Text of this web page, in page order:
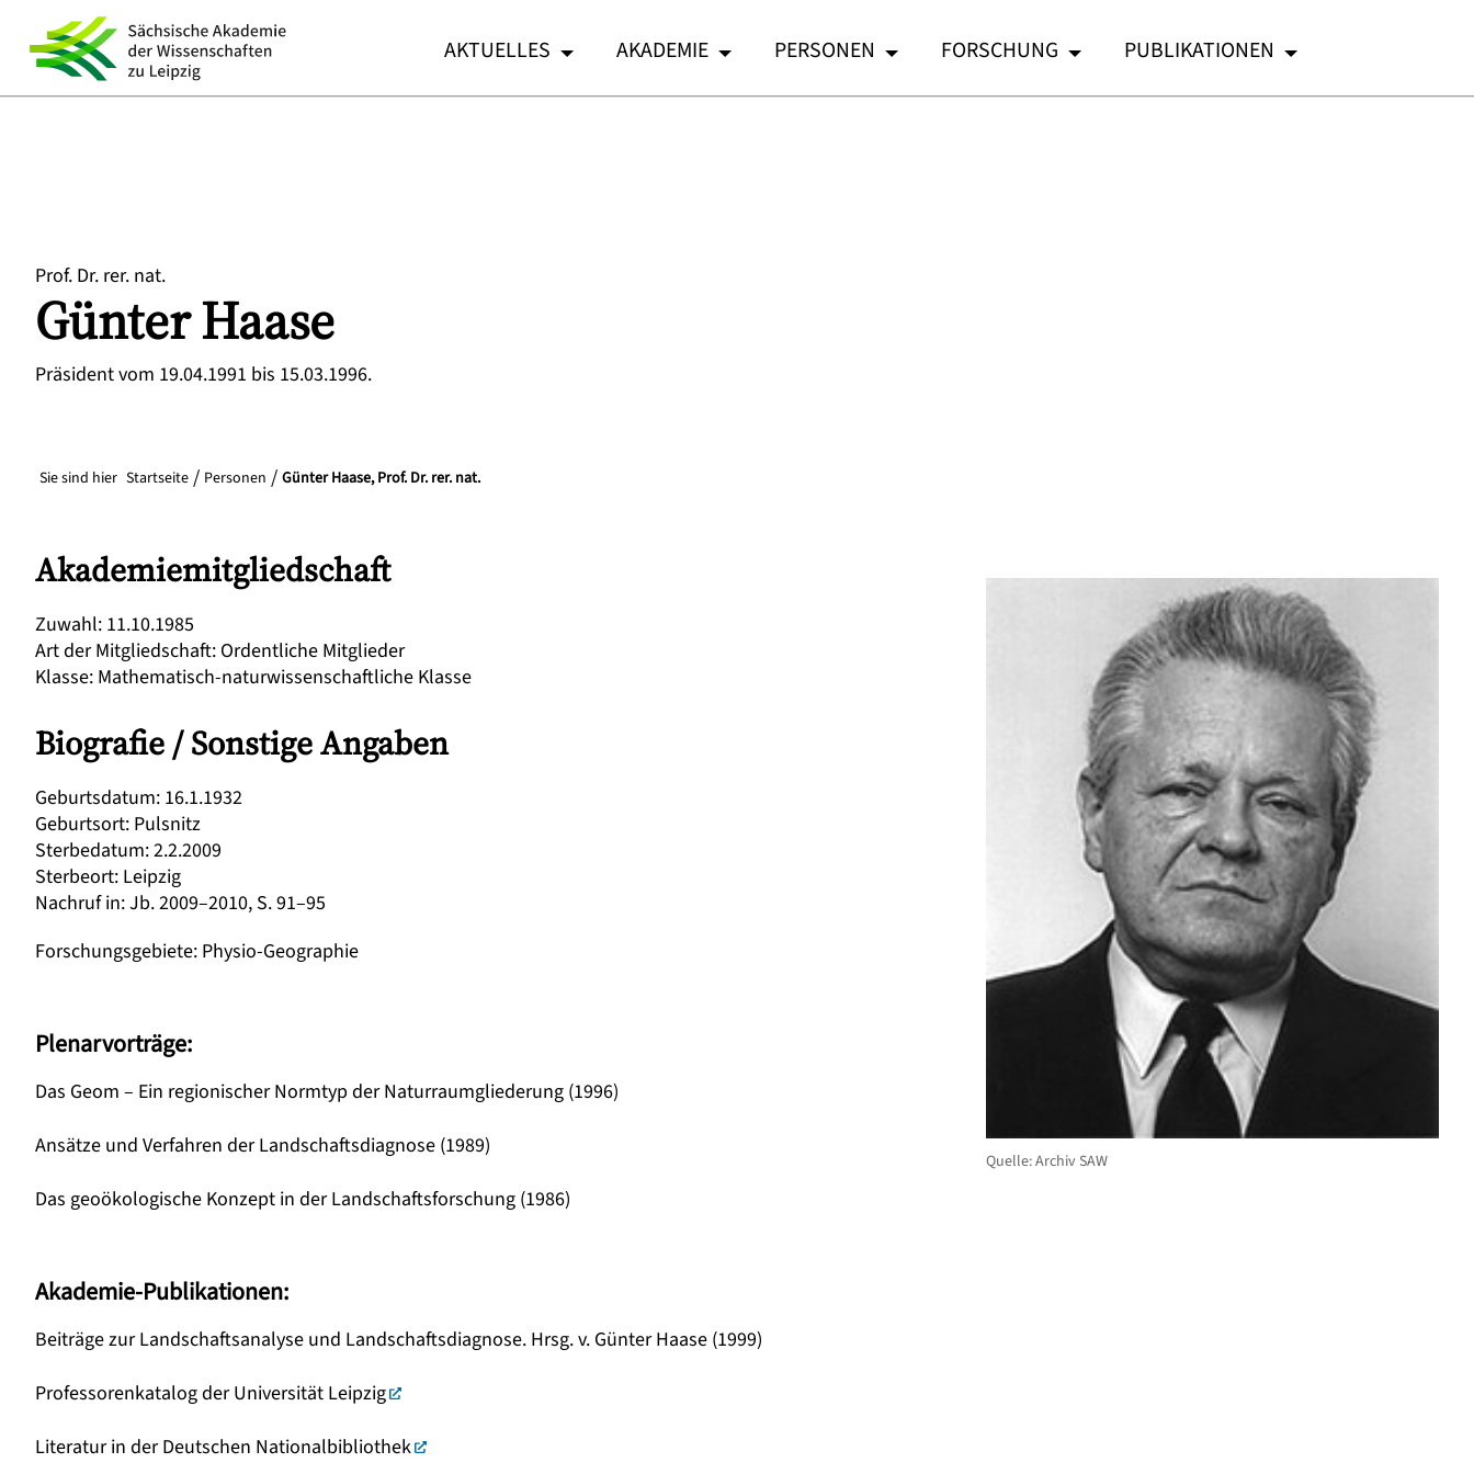
AKTUELLES AKADEMIE PERSONEN FORSCHUNG PUBLIKATIONEN
Prof. Dr. rer. nat.
GünterHaase
Präsident vom 19.04.1991 bis 15.03.1996.
Sie sind hier Startseite Personen Günter Haase, Prof. Dr. rer. nat.
Akademiemitgliedschaft
Zuwahl: 11.10.1985
Art der Mitgliedschaft: Ordentliche Mitglieder
Klasse: Mathematisch-naturwissenschaftliche Klasse
Biografie / Sonstige Angaben
Geburtsdatum: 16.1.1932
Geburtsort: Pulsnitz
Sterbedatum:2.2.2009
Sterbeort: Leipzig
Nachruf in:Jb. 2009–2010, S. 91–95
Forschungsgebiete: Physio-Geographie
Plenarvorträge:
Das Geom – Ein regionischer Normtyp der Naturraumgliederung (1996)
Ansätze und Verfahren der Landschaftsdiagnose (1989)
Das geoökologische Konzept in der Landschaftsforschung (1986)
Akademie-Publikationen:
Beiträge zur Landschaftsanalyse und Landschaftsdiagnose. Hrsg. v. Günter Haase (1999)
Professorenkatalog der Universität Leipzig
Literatur in der Deutschen Nationalbibliothek
Quelle: Archiv SAW